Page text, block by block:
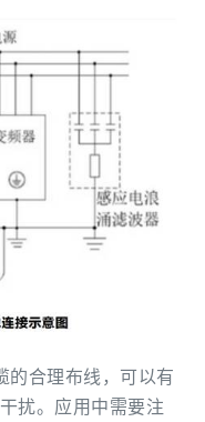
的合理布线，可以有
扰。应用中需要注